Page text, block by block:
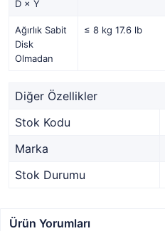
D × Y
Ağırlık Sabit
Disk
Olmadan
≤ 8 kg 17.6 lb
Diğer Özellikler
Stok Kodu
Marka
Stok Durumu
Ürün Yorumları